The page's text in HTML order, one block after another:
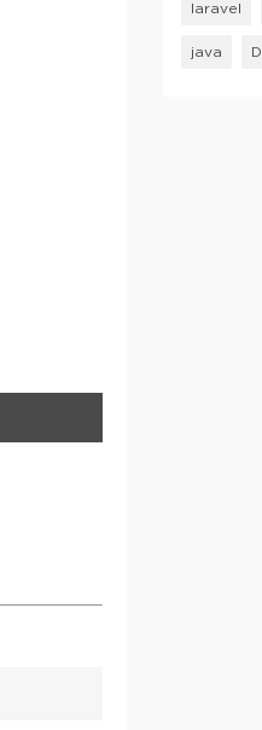
laravel
java